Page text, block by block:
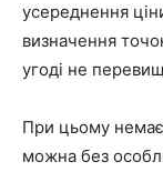
усереднення
визначення
угоді не
При цьому немає
можна без